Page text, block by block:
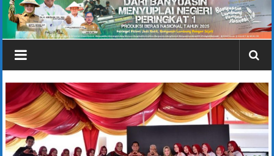
Faktual
Berimbang
dan
Terpercaya